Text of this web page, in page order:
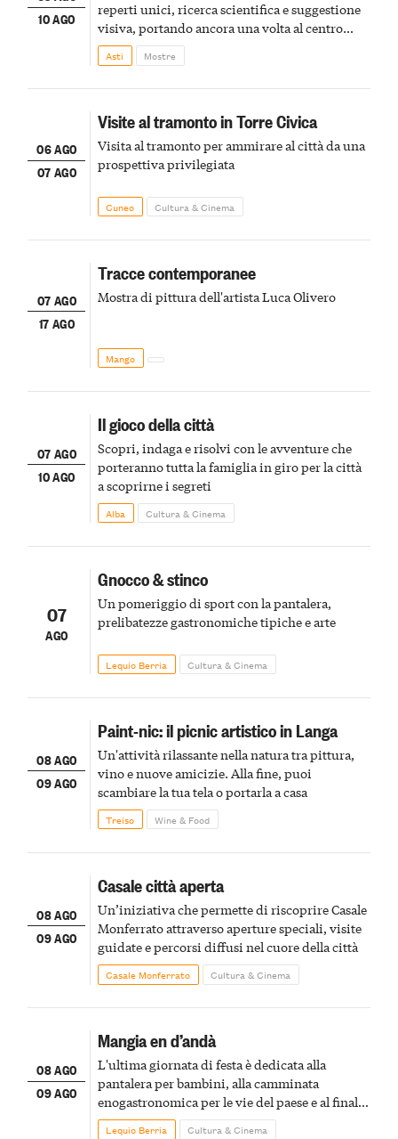
10 AGO
reperti unici, ricerca scientifica e suggestione
visiva, portando ancora una volta al centro
della scena le meraviglie del passato astigiano
Asti Mostre
06 AGO
07 AGO
Visite al tramonto in Torre Civica
Visita al tramonto per ammirare al città da una
prospettiva privilegiata
Cuneo Cultura & Cinema
07 AGO
17 AGO
Tracce contemporanee
Mostra di pittura dell'artista Luca Olivero
Mango
07 AGO
10 AGO
Il gioco della città
Scopri, indaga e risolvi con le avventure che
porteranno tutta la famiglia in giro per la città
a scoprirne i segreti
Alba Cultura & Cinema
07
AGO
Gnocco & stinco
Un pomeriggio di sport con la pantalera,
prelibatezze gastronomiche tipiche e arte
Lequio Berria Cultura & Cinema
08 AGO
09 AGO
Paint-nic: il picnic artistico in Langa
Un'attività rilassante nella natura tra pittura,
vino e nuove amicizie. Alla fine, puoi
scambiare la tua tela o portarla a casa
Treiso Wine & Food
08 AGO
09 AGO
Casale città aperta
Un’iniziativa che permette di riscoprire Casale
Monferrato attraverso aperture speciali, visite
guidate e percorsi diffusi nel cuore della città
Casale Monferrato Cultura & Cinema
08 AGO
09 AGO
Mangia en d’andà
L'ultima giornata di festa è dedicata alla
pantalera per bambini, alla camminata
enogastronomica per le vie del paese e al finale
pirotecnico
Lequio Berria Cultura & Cinema